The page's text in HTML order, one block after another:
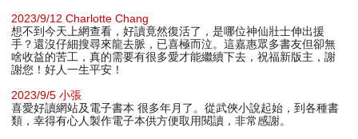
2023/9/12 Charlotte Chang
想不到今天上網查看，好讀竟然復活了，是哪位神仙壯士伸出援
手？還沒仔細搜尋來龍去脈，已喜極而泣。這嘉惠眾多書友但卻無
啥收益的苦工，真的需要有很多愛才能繼續下去，祝福新版主，謝
謝您！好人一生平安！
2023/9/5 小張
喜愛好讀網站及電子書本 很多年月了。從武俠小說起始，到各種書
類，幸得有心人製作電子本供方便取用閱讀，非常感謝。